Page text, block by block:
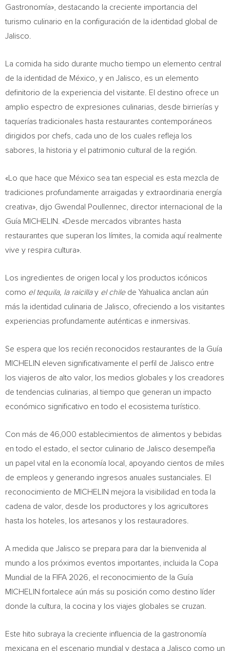
Gastronomía», destacando la creciente importancia del
turismo culinario en la configuración de la identidad global de
Jalisco.
La comida ha sido durante mucho tiempo un elemento central
de la identidad de México, y en Jalisco, es un elemento
definitorio de la experiencia del visitante. El destino ofrece un
amplio espectro de expresiones culinarias, desde birrierías y
taquerías tradicionales hasta restaurantes contemporáneos
dirigidos por chefs, cada uno de los cuales refleja los
sabores, la historia y el patrimonio cultural de la región.
«Lo que hace que México sea tan especial es esta mezcla de
tradiciones profundamente arraigadas y extraordinaria energía
creativa», dijo Gwendal Poullennec, director internacional de la
Guía MICHELIN. «Desde mercados vibrantes hasta
restaurantes que superan los límites, la comida aquí realmente
vive y respira cultura».
Los ingredientes de origen local y los productos icónicos
como el tequila, la raicillay el chilede Yahualica anclan aún
más la identidad culinaria de Jalisco, ofreciendo a los visitantes
experiencias profundamente auténticas e inmersivas.
Se espera que los recién reconocidos restaurantes de la Guía
MICHELIN eleven significativamente el perfil de Jalisco entre
los viajeros de alto valor, los medios globales y los creadores
de tendencias culinarias, al tiempo que generan un impacto
económico significativo en todo el ecosistema turístico.
Con más de 46,000 establecimientos de alimentos y bebidas
en todo el estado, el sector culinario de Jalisco desempeña
un papel vital en la economía local, apoyando cientos de miles
de empleos y generando ingresos anuales sustanciales. El
reconocimiento de MICHELIN mejora la visibilidad en toda la
cadena de valor, desde los productores y los agricultores
hasta los hoteles, los artesanos y los restauradores.
A medida que Jalisco se prepara para dar la bienvenida al
mundo a los próximos eventos importantes, incluida la Copa
Mundial de la FIFA 2026, el reconocimiento de la Guía
MICHELIN fortalece aún más su posición como destino líder
donde la cultura, la cocina y los viajes globales se cruzan.
Este hito subraya la creciente influencia de la gastronomía
mexicana en el escenario mundial y destaca a Jalisco como un